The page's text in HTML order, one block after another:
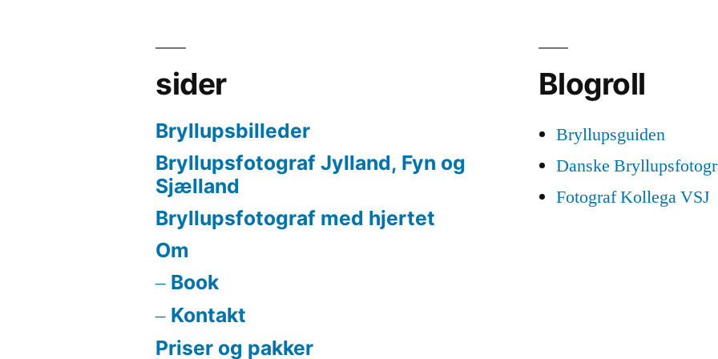
sider
Bryllupsbilleder
Bryllupsfotograf Jylland, Fyn og
Sjælland
Bryllupsfotograf med hjertet
Om
Book
Kontakt
Priser og pakker
Blogroll
Bryllupsguiden
Danske
Fotograf Kollega VSJ